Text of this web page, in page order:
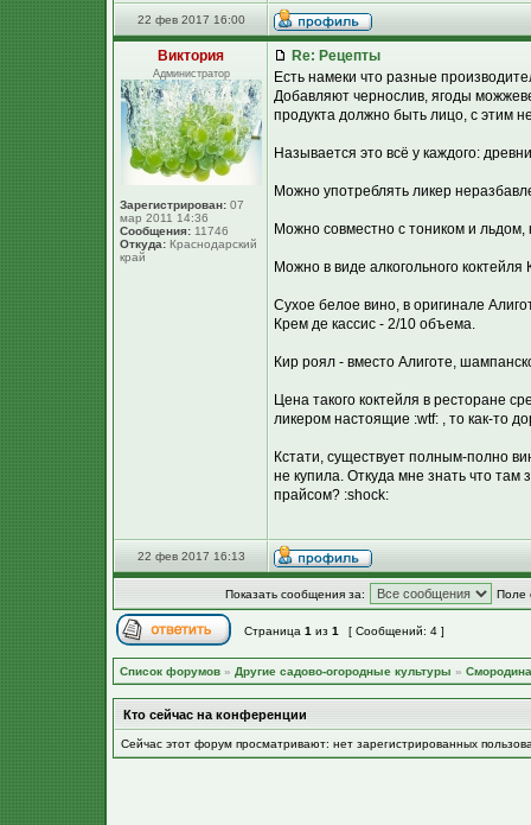
22 фев 2017 16:00
Виктория
Администратор
Зарегистрирован: 07
мар 2011 14:36
Сообщения: 11746
Откуда: Краснодарский
край
Re: Рецепты
Есть намеки что разные
Добавляют чернослив, ягоды
продукта должно быть лицо, с этим
Называется это всё у каждого:
Можно употреблять ликер
Можно совместно с тоником и льдом,
Можно в виде алкогольного коктейля
Сухое белое вино, в оригинале
Крем де кассис - 2/10 объема.
Кир роял - вместо Алиготе,
Цена такого коктейля в ресторане
ликером настоящие :wtf: , то как-то
Кстати, существует полным-полно
не купила. Откуда мне знать что там
прайсом? :shock:
22 фев 2017 16:13
Показать сообщения за: Поле
Страница 1 из 1 [ Сообщений: 4 ]
Список форумов » Другие садово-огородные культуры »
Кто сейчас на конференции
Сейчас этот форум просматривают: нет зарегистрированных